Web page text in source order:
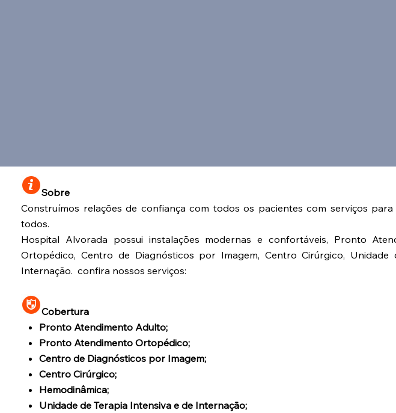
Sobre
Construímos relações de confiança com todos os pacientes com serviços
todos.
Hospital Alvorada possui instalações modernas e confortáveis, Pronto
Ortopédico, Centro de Diagnósticos por Imagem, Centro Cirúrgico, Unidade
Internação. confira nossos serviços:
Cobertura
Pronto Atendimento Adulto;
Pronto Atendimento Ortopédico;
Centro de Diagnósticos por Imagem;
Centro Cirúrgico;
Hemodinâmica;
Unidade de Terapia Intensiva e de Internação;